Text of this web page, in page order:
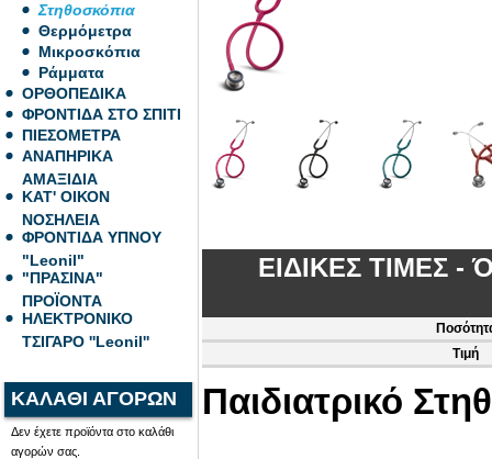
Στηθοσκόπια
Θερμόμετρα
Μικροσκόπια
Ράμματα
ΟΡΘΟΠΕΔΙΚΑ
ΦΡΟΝΤΙΔΑ ΣΤΟ ΣΠΙΤΙ
ΠΙΕΣΟΜΕΤΡΑ
ΑΝΑΠΗΡΙΚΑ
ΑΜΑΞΙΔΙΑ
ΚΑΤ' ΟΙΚΟΝ
ΝΟΣΗΛΕΙΑ
ΦΡΟΝΤΙΔΑ ΥΠΝΟΥ
"Leonil"
"ΠΡΑΣΙΝΑ"
ΠΡΟΪΟΝΤΑ
ΗΛΕΚΤΡΟΝΙΚΟ
ΤΣΙΓΑΡΟ ''Leonil''
ΚΑΛΑΘΙ ΑΓΟΡΩΝ
Δεν έχετε προϊόντα στο καλάθι
αγορών σας.
ΕΙΔΙΚΕΣ ΤΙΜΕΣ -
Τιμή
Παιδιατρικό